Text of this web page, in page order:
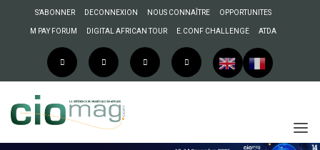
S’ABONNER DECONNEXION NOUS CONNAÎTRE OPPORTUNITES
M PAY FORUM DIGITAL AFRICAN TOUR E.CONF CHALLENGE ATDA